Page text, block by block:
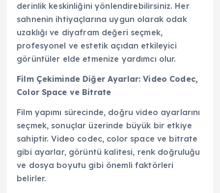
derinlik keskinliğini yönlendirebilirsiniz. Her
sahnenin ihtiyaçlarına uygun olarak odak
uzaklığı ve diyafram değeri seçmek,
profesyonel ve estetik açıdan etkileyici
görüntüler elde etmenize yardımcı olur.
Film Çekiminde Diğer Ayarlar: Video Codec,
Color Space ve Bitrate
Film yapımı sürecinde, doğru video ayarlarını
seçmek, sonuçlar üzerinde büyük bir etkiye
sahiptir. Video codec, color space ve bitrate
gibi ayarlar, görüntü kalitesi, renk doğruluğu
ve dosya boyutu gibi önemli faktörleri
belirler.